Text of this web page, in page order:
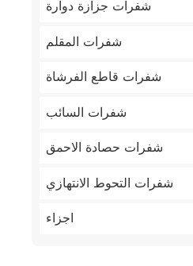
شفرات جزازة دوارة
شفرات المقلم
شفرات قاطع الفرشاة
شفرات السائب
شفرات حصادة الاحمق
شفرات التحوط الانتهازي
اجزاء